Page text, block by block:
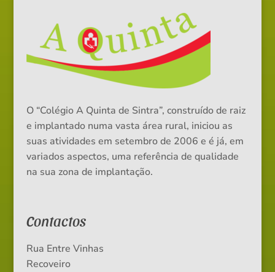
O “Colégio A Quinta de Sintra”, construído de raiz
e implantado numa vasta área rural, iniciou as
suas atividades em setembro de 2006 e é já, em
variados aspectos, uma referência de qualidade
na sua zona de implantação.
Contactos
Rua Entre Vinhas
Recoveiro